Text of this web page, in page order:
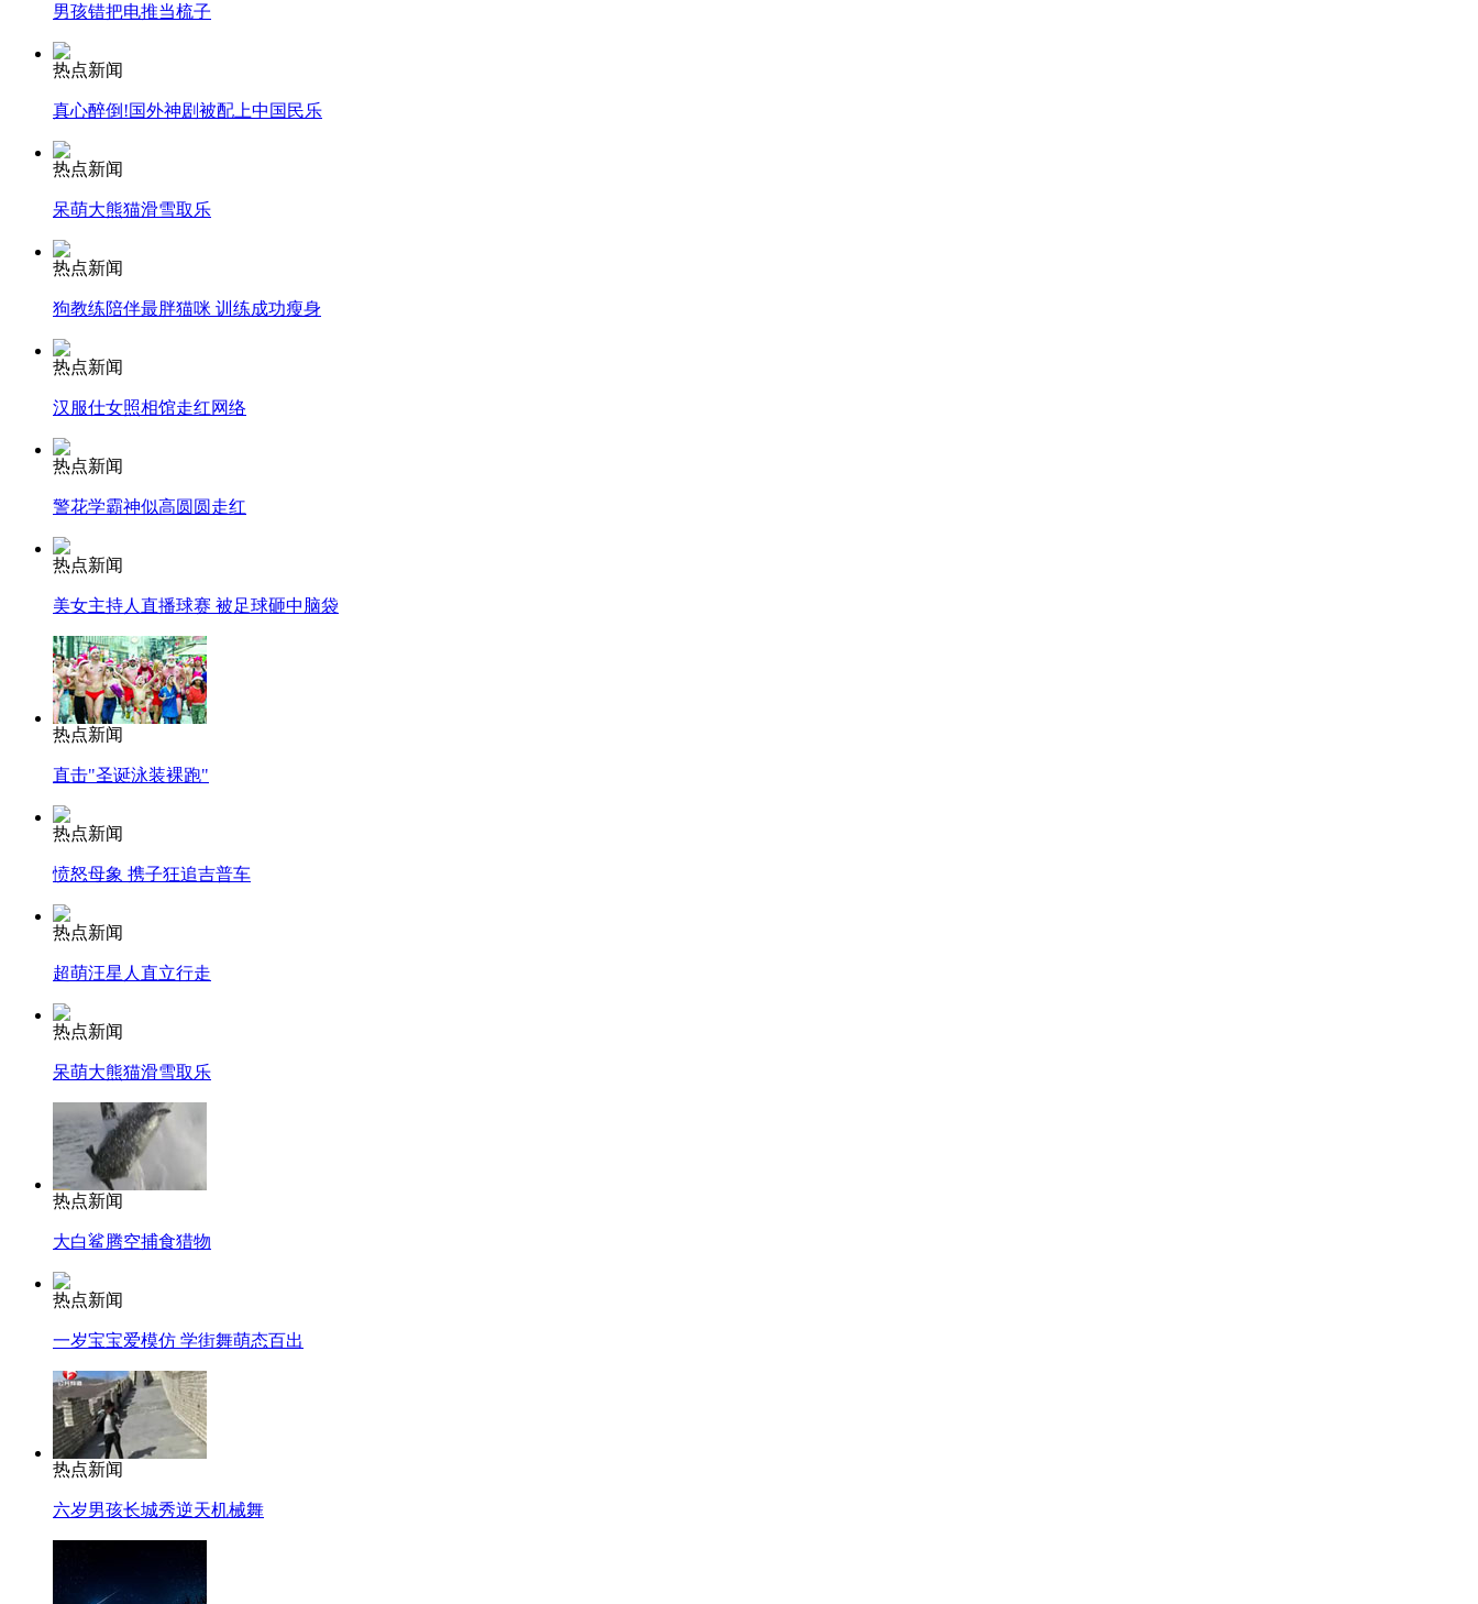
外交部：有关国家言论片面不公正
安徽一实载49人客车翻车
走！跟着总书记去植树
消防员救轻生者
纽约上演“枕头大战”
司机酒驾遇交警 急速倒车逃窜
男孩错把电推当梳子
热点新闻
真心醉倒!国外神剧被配上中国民乐
热点新闻
呆萌大熊猫滑雪取乐
热点新闻
狗教练陪伴最胖猫咪 训练成功瘦身
热点新闻
汉服仕女照相馆走红网络
热点新闻
警花学霸神似高圆圆走红
热点新闻
美女主持人直播球赛 被足球砸中脑袋
热点新闻
直击"圣诞泳装裸跑"
热点新闻
愤怒母象 携子狂追吉普车
热点新闻
超萌汪星人直立行走
热点新闻
呆萌大熊猫滑雪取乐
热点新闻
大白鲨腾空捕食猎物
热点新闻
一岁宝宝爱模仿 学街舞萌态百出
热点新闻
六岁男孩长城秀逆天机械舞